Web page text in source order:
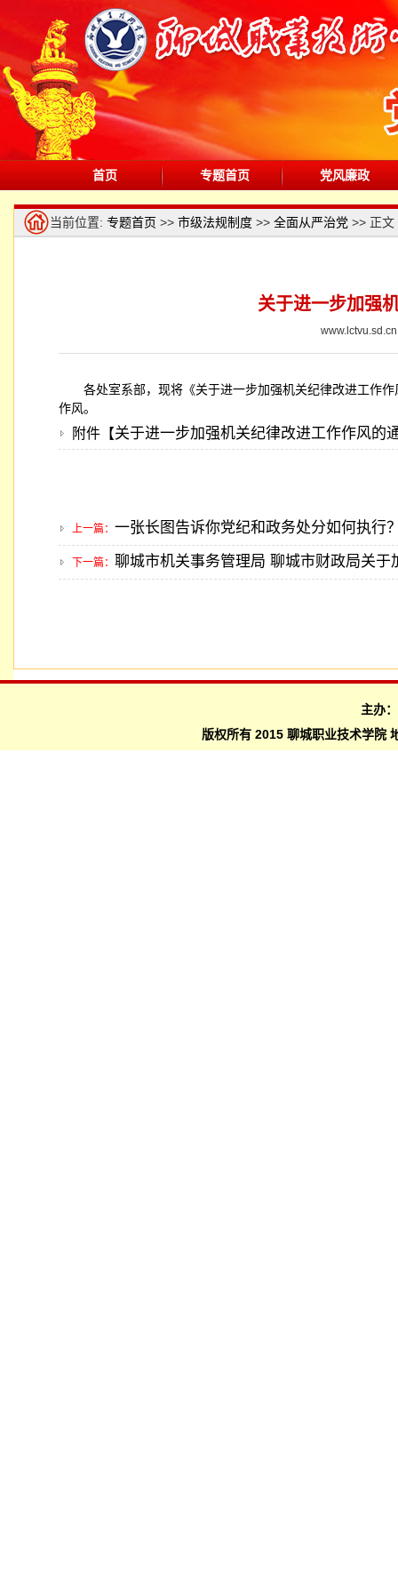
首页 专题首页 党风廉政
当前位置: 专题首页 >> 市级法规制度 >> 全面从严治党 >> 正文
关于进一步加强
各处室系部，现将《关于进一步加强机关纪律改进工作
作风。
附件【关于进一步加强机关纪律改进工作作风的
上一篇： 一张长图告诉你党纪和政务处分如何执行
下一篇： 聊城市机关事务管理局 聊城市财政局关
主办
版权所有 2015 聊城职业技术学院